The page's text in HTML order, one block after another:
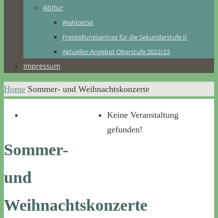
Abitur
Wahlzettel
Freistellungsantrag für die Sekundarstufe II
Aktuelles Angebot Oberstufe 2022/23
Impressum
Home Sommer- und Weihnachtskonzerte
Sommer-
und
Weihnachtskonzerte
Keine Veranstaltung
gefunden!